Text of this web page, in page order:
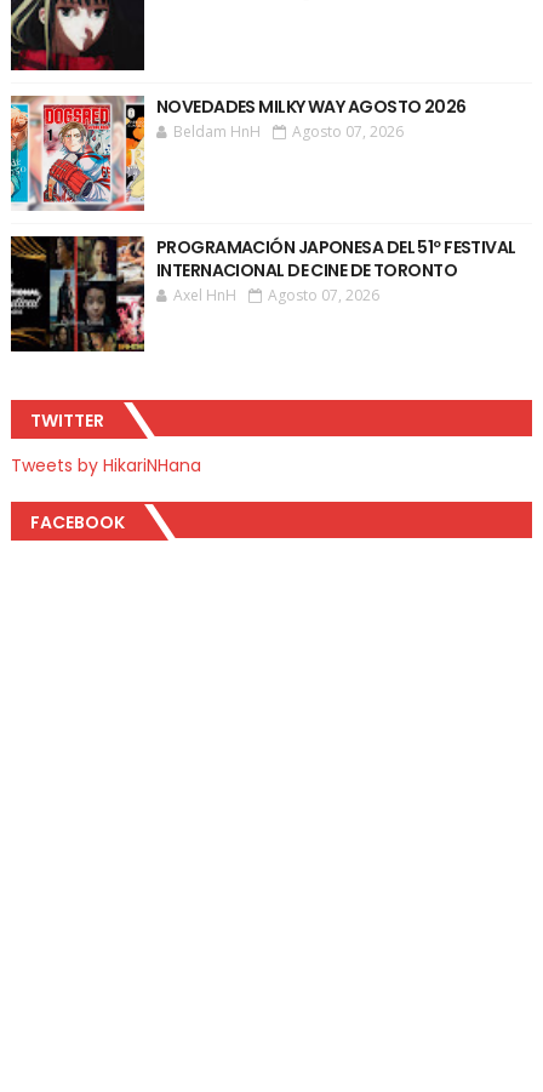
NOVEDADES MILKY WAY AGOSTO 2026
Beldam HnH Agosto 07, 2026
PROGRAMACIÓN JAPONESA DEL 51º FESTIVAL
INTERNACIONAL DE CINE DE TORONTO
Axel HnH Agosto 07, 2026
TWITTER
Tweets by HikariNHana
FACEBOOK